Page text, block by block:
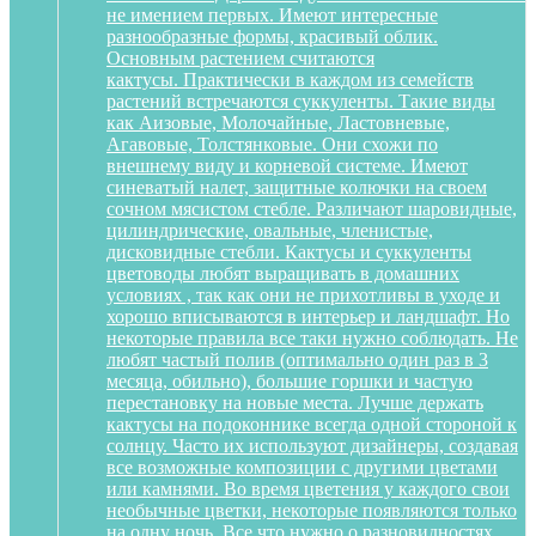
не имением первых. Имеют интересные
разнообразные формы, красивый облик.
Основным растением считаются
кактусы. Практически в каждом из семейств
растений встречаются суккуленты. Такие виды
как Аизовые, Молочайные, Ластовневые,
Агавовые, Толстянковые. Они схожи по
внешнему виду и корневой системе. Имеют
синеватый налет, защитные колючки на своем
сочном мясистом стебле. Различают шаровидные,
цилиндрические, овальные, членистые,
дисковидные стебли. Кактусы и суккуленты
цветоводы любят выращивать в домашних
условиях , так как они не прихотливы в уходе и
хорошо вписываются в интерьер и ландшафт. Но
некоторые правила все таки нужно соблюдать. Не
любят частый полив (оптимально один раз в 3
месяца, обильно), большие горшки и частую
перестановку на новые места. Лучше держать
кактусы на подоконнике всегда одной стороной к
солнцу. Часто их используют дизайнеры, создавая
все возможные композиции с другими цветами
или камнями. Во время цветения у каждого свои
необычные цветки, некоторые появляются только
на одну ночь. Все что нужно о разновидностях